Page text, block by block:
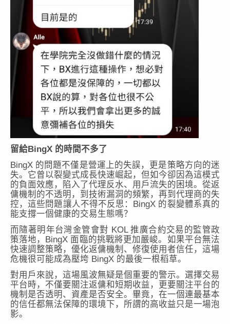
留給BingX 的時間不多了
BingX 的問題不僅是營運上的失誤，更是策略方向的迷
失。它曾以裂變式成長快速崛起，但如今卻因為這模式
的負面效應，陷入了代理反水、用戶流失的困境。從返
傭機制的不透明，到技術漏洞的頻繁，再到代理商的失
控，這些問題讓人不得不反思：BingX 的裂變體系真的
能支撐一個健康的交易生態嗎？
而隨著明年台灣金管會對 KOL 推廣合約交易的監管政
策落地，BingX 面臨的挑戰將更加嚴峻。如果平台無法
快速調整策略，優化返傭機制、修復使用者信任，這場
危機很可能成為壓垮 BingX 的最後一根稻草。
對用戶來說，這場風波無疑是個重要的警示。選擇交易
平台時，不僅要關注返傭和短期收益，更要關注平台的
機制是否透明、資產是否安全。畢竟，在一個連最基本
的信任都無法保障的環境下，所謂的高收益只是一場泡
影。